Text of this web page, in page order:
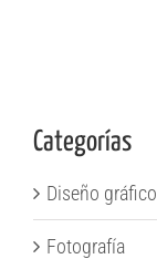
Categorías
Diseño gráfico
Fotografía